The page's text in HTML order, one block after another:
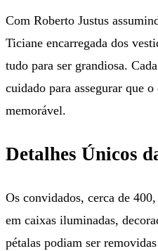
Com Roberto Justus
Ticiane encarregada dos
tudo para ser grandiosa.
cuidado para assegurar que
memorável.
Detalhes Únicos
Os convidados, cerca de
em caixas iluminadas,
pétalas podiam ser